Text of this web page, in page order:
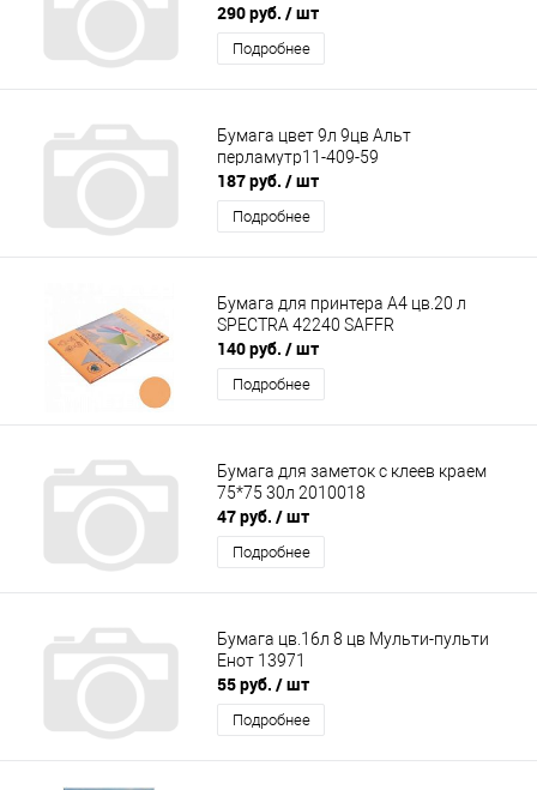
290 руб. / шт
Подробнее
Бумага цвет 9л 9цв Альт
перламутр11-409-59
187 руб. / шт
Подробнее
Бумага для принтера А4 цв.20 л
SPECTRA 42240 SAFFR
140 руб. / шт
Подробнее
Бумага для заметок с клеев краем
75*75 30л 2010018
47 руб. / шт
Подробнее
Бумага цв.16л 8 цв Мульти-пульти
Енот 13971
55 руб. / шт
Подробнее